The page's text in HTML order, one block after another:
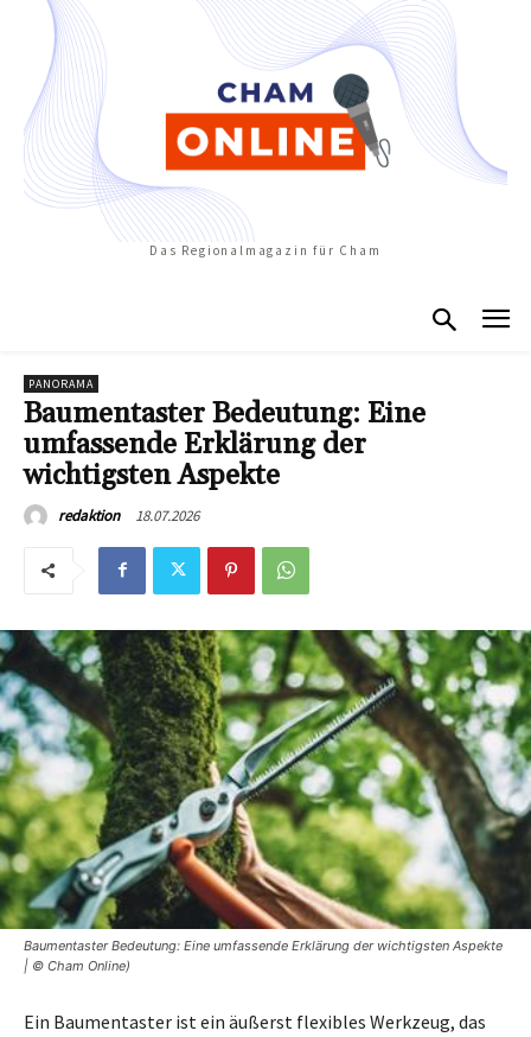
Das Regionalmagazin für Cham
PANORAMA
Baumentaster Bedeutung: Eine
umfassende Erklärung der
wichtigsten Aspekte
redaktion 18.07.2026
Baumentaster Bedeutung: Eine umfassende Erklärung der wichtigsten Aspekte
| © Cham Online)
Ein Baumentaster ist ein äußerst flexibles Werkzeug, das